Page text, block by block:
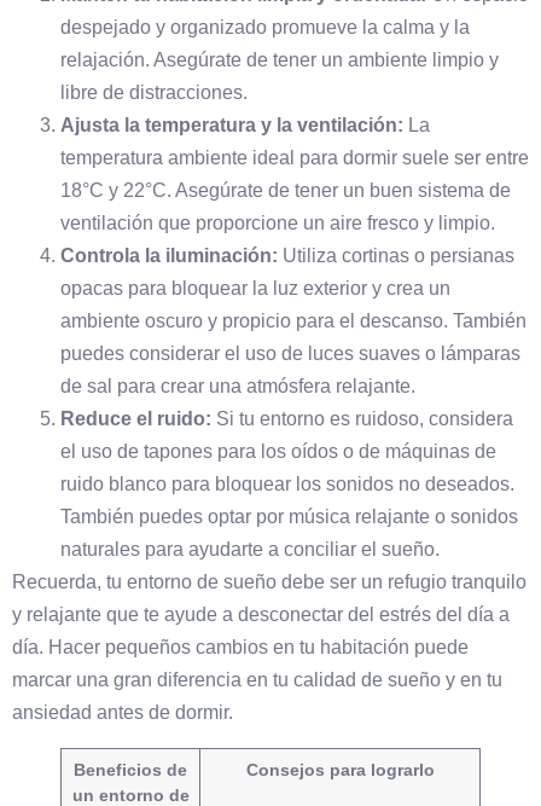
despejado y organizado promueve la calma y la
relajación. Asegúrate de tener un ambiente limpio y
libre de distracciones.
Ajusta la temperatura y la ventilación: La
temperatura ambiente ideal para dormir suele ser entre
18°C y 22°C. Asegúrate de tener un buen sistema de
ventilación que proporcione un aire fresco y limpio.
Controla la iluminación: Utiliza cortinas o persianas
opacas para bloquear la luz exterior y crea un
ambiente oscuro y propicio para el descanso. También
puedes considerar el uso de luces suaves o lámparas
de sal para crear una atmósfera relajante.
Reduce el ruido: Si tu entorno es ruidoso, considera
el uso de tapones para los oídos o de máquinas de
ruido blanco para bloquear los sonidos no deseados.
También puedes optar por música relajante o sonidos
naturales para ayudarte a conciliar el sueño.
Recuerda, tu entorno de sueño debe ser un refugio tranquilo
y relajante que te ayude a desconectar del estrés del día a
día. Hacer pequeños cambios en tu habitación puede
marcar una gran diferencia en tu calidad de sueño y en tu
ansiedad antes de dormir.
Beneficios de
un entorno de
Consejos para lograrlo